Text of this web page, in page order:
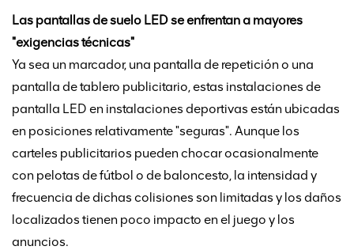
Las pantallas de suelo LED se enfrentan a mayores
"exigencias técnicas"
Ya sea un marcador, una pantalla de repetición o una
pantalla de tablero publicitario, estas instalaciones de
pantalla LED en instalaciones deportivas están ubicadas
en posiciones relativamente "seguras". Aunque los
carteles publicitarios pueden chocar ocasionalmente
con pelotas de fútbol o de baloncesto, la intensidad y
frecuencia de dichas colisiones son limitadas y los daños
localizados tienen poco impacto en el juego y los
anuncios.